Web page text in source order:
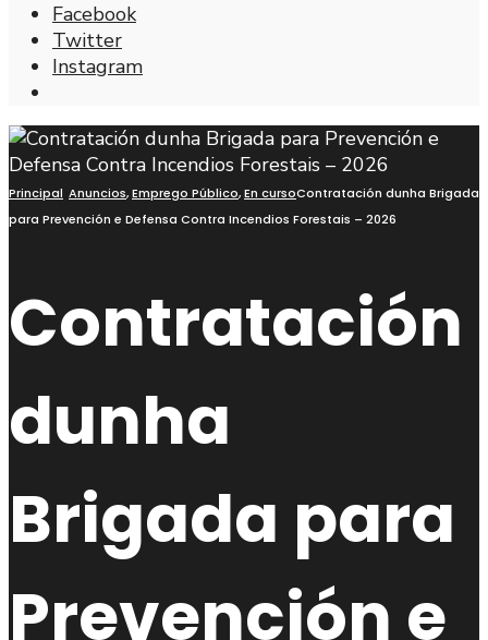
Facebook
Twitter
Instagram
de
busca
Principal Anuncios,Emprego Público,En cursoContratación dunha Brigada
para Prevención e Defensa Contra Incendios Forestais – 2026
Contratación
dunha
Brigada para
Prevención e